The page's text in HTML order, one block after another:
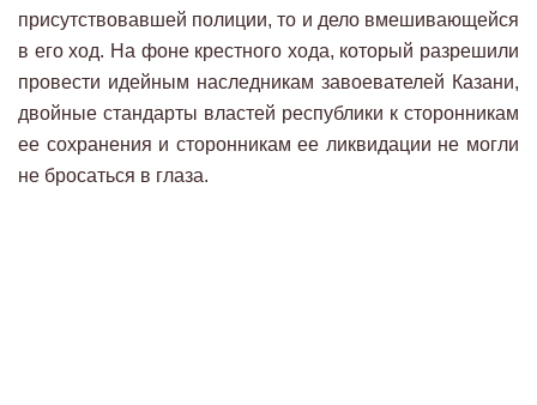
присутствовавшей полиции, то и дело вмешивающейся
в его ход. На фоне крестного хода, который разрешили
провести идейным наследникам завоевателей Казани,
двойные стандарты властей республики к сторонникам
ее сохранения и сторонникам ее ликвидации не могли
не бросаться в глаза.